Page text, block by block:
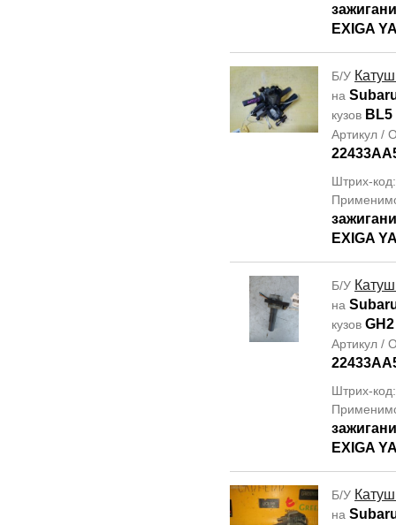
EXIGA
Б/У
на
кузов BL5
Артикул /
Штрих-
EXIGA
Б/У
на
кузов GH2
Артикул /
Штрих-
EXIGA
Б/У
на